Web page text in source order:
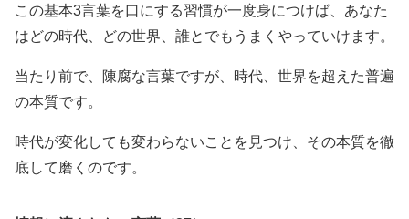
この基本3言葉を口にする習慣が一度身につけば、あなた
はどの時代、どの世界、誰とでもうまくやっていけます。
当たり前で、陳腐な言葉ですが、時代、世界を超えた普遍
の本質です。
時代が変化しても変わらないことを見つけ、その本質を徹
底して磨くのです。